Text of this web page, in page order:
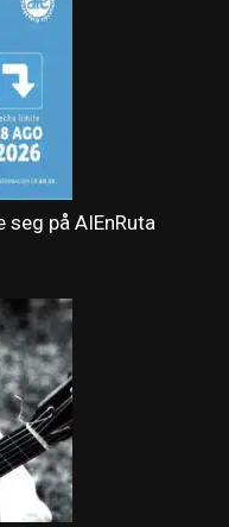
på AIEnRuta